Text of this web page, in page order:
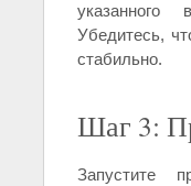
Убедитесь,
стабильно.
Шаг 3:
Запустите